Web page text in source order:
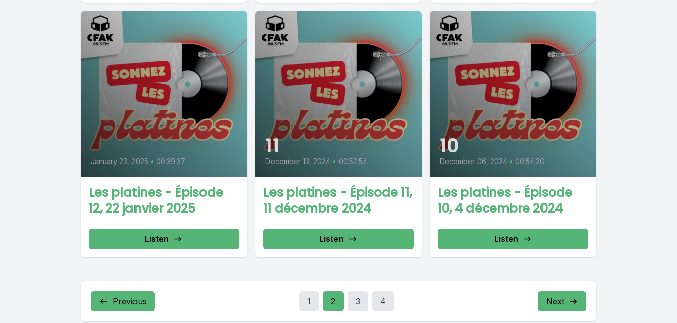
January 23, 2025 • 00:39:37
Les platines - Épisode
12, 22 janvier 2025
Listen
11
December 13, 2024 • 00:52:54
Les platines - Épisode 11,
11 décembre 2024
Listen
10
December 06, 2024 • 00:54:20
Les platines - Épisode
10, 4 décembre 2024
Listen
Previous 1 2 3 4 Next